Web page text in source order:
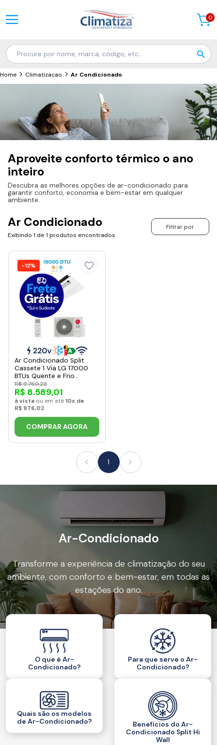
0
Home Climatizacao Ar Condicionado
Aproveite conforto térmico o ano
inteiro
Descubra as melhores opções de ar-condicionado para
garantir conforto, economia e bem-estar em qualquer
ambiente.
Ar Condicionado
Exibindo 1 de 1 produtos encontrados
Filtrar por
-12%
Ar Condicionado Split
Cassete 1 Via LG 17000
BTUs Quente e Frio
Inverter 220V R410A
(ATUW18GTLP1.AWGZBR1)
R$ 9.760,23
R$ 8.589,01
à vista ou em até10x de
R$ 976,02
COMPRAR AGORA
1
Ar-Condicionado
Transforme a experiência de climatização do seu
ambiente, com conforto e bem-estar, em todas as
estações do ano.
O que é Ar-
Condicionado?
Para que serve o Ar-
Condicionado?
Quais são os modelos
de Ar-Condicionado?
Benefícios do Ar-
Condicionado Split Hi
Wall